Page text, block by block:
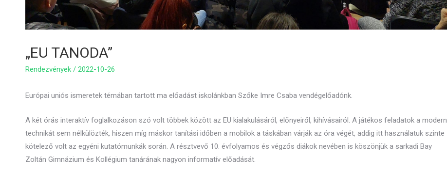
„EU TANODA”
Rendezvények / 2022-10-26
Európai uniós ismeretek témában tartott ma előadást iskolánkban Szőke Imre Csaba vendégelőadónk.
A két órás interaktív foglalkozáson szó volt többek között az EU kialakulásáról, előnyeiről, kihívásairól. A játékos feladatok a modern
technikát sem nélkülözték, hiszen míg máskor tanítási időben a mobilok a táskában várják az óra végét, addig itt használatuk szinte
kötelező volt az egyéni kutatómunkák során. A résztvevő 10. évfolyamos és végzős diákok nevében is köszönjük a sarkadi Bay
Zoltán Gimnázium és Kollégium tanárának nagyon informatív előadását.